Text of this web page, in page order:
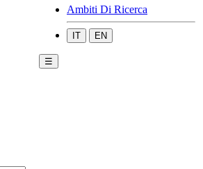
Ambiti Di Ricerca
IT EN
☰